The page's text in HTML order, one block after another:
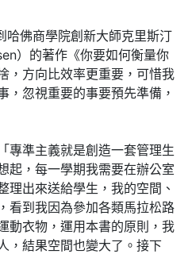
哈佛商學院創新大師克里斯汀
）的著作《你要如何衡量你
，方向比效率更重要，可惜我
，忽視重要的事要預先準備，
專準主義就是創造一套管理生
起，每一學期我需要在辦公室
理出來送給學生，我的空間、
看到我因為參加各類馬拉松路
動衣物，運用本書的原則，我
，結果空間也變大了。接下